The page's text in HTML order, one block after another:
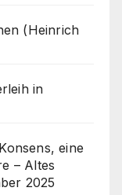
(Heinrich
in
eine
– Altes
2025